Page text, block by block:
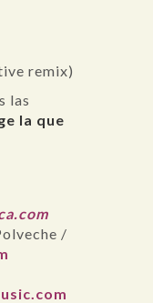
remix)
las
la que
/